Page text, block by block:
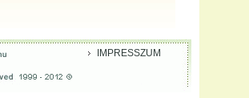
IMPRESSZUM